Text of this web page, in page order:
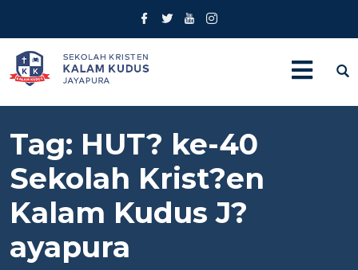
Tag: HUT? ke-40
Sekolah Krist?en
Kalam Kudus J?
ayapura